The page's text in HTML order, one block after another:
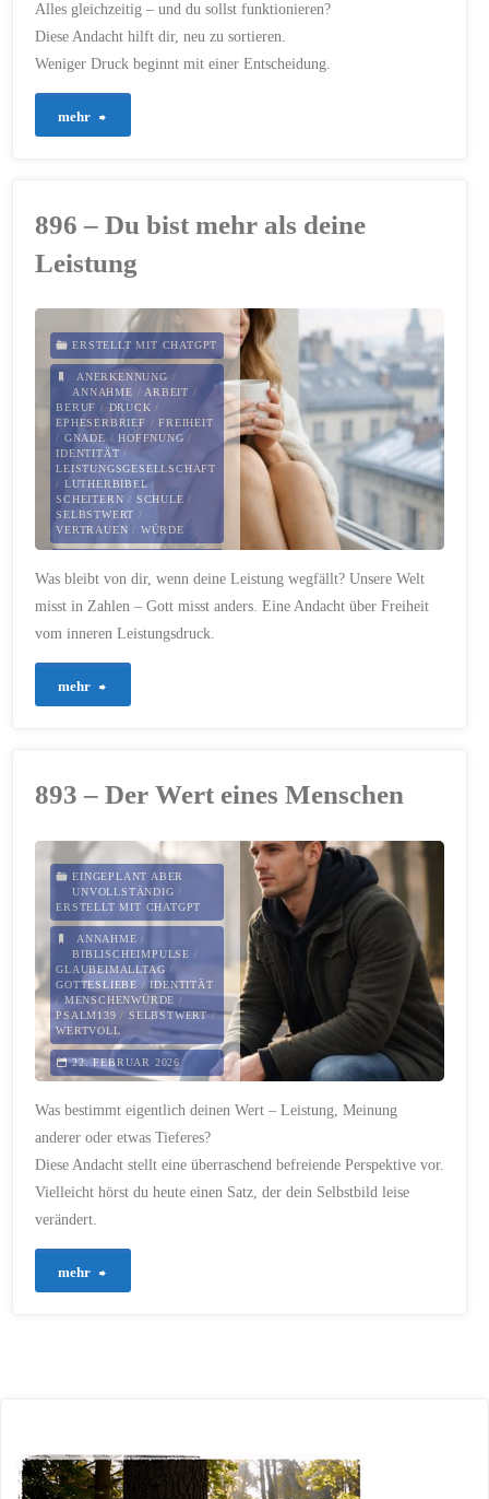
Alles gleichzeitig – und du sollst funktionieren?
Diese Andacht hilft dir, neu zu sortieren.
Weniger Druck beginnt mit einer Entscheidung.
mehr
an
dir
zieht"
896 – Du bist mehr als deine
Leistung
ERSTELLT MIT CHATGPT
ANERKENNUNG /
ANNAHME / ARBEIT /
BERUF / DRUCK /
EPHESERBRIEF /FREIHEIT
/ GNADE /HOFFNUNG /
IDENTITÄT /
LEISTUNGSGESELLSCHAFT
/ LUTHERBIBEL /
SCHEITERN / SCHULE /
SELBSTWERT /
VERTRAUEN / WÜRDE
Was bleibt von dir, wenn deine Leistung wegfällt? Unsere Welt
misst in Zahlen – Gott misst anders. Eine Andacht über Freiheit
vom inneren Leistungsdruck.
mehr
als
deine
Leistung"
893 – Der Wert eines Menschen
EINGEPLANT ABER
UNVOLLSTÄNDIG /
ERSTELLT MIT CHATGPT
ANNAHME /
BIBLISCHEIMPULSE /
GLAUBEIMALLTAG /
GOTTESLIEBE /IDENTITÄT
/MENSCHENWÜRDE /
PSALM139 / SELBSTWERT/
WERTVOLL
22. FEBRUAR 2026
Was bestimmt eigentlich deinen Wert – Leistung, Meinung
anderer oder etwas Tieferes?
Diese Andacht stellt eine überraschend befreiende Perspektive vor.
Vielleicht hörst du heute einen Satz, der dein Selbstbild leise
verändert.
mehr
Menschen"